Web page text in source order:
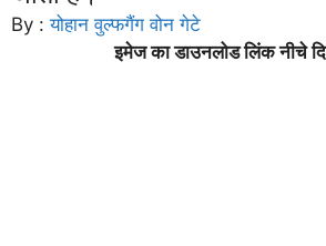
By :योहान वुल्फगैंग वोन गेटे
इमेज का डाउनलोड लिंक नीचे